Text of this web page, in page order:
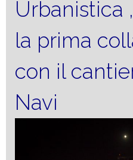
Urbanistica
la prima
con il
Navi